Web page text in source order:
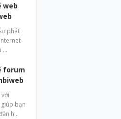
web
phát
…
forum
bạn
h…